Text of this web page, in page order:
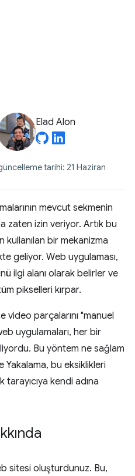
Elad Alon
tarihi: 21 Haziran
mevcut sekmenin
zaten izin veriyor. Artık bu
kullanılan bir mekanizma
geliyor. Web uygulaması,
ilgi alanı olarak belirler ve
pikselleri kırpar.
video parçalarını "manuel
uygulamaları, her bir
Bu yöntem ne sağlam
Yakalama, bu eksiklikleri
tarayıcıya kendi adına
sitesi oluşturdunuz. Bu,